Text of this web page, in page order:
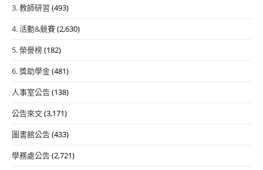
3. 教師研習 (493)
4. 活動&競賽(2,630)
5. 榮譽榜(182)
6. 獎助學金(481)
人事室公告(138)
公告來文(3,171)
圖書館公告(433)
學務處公告(2,721)